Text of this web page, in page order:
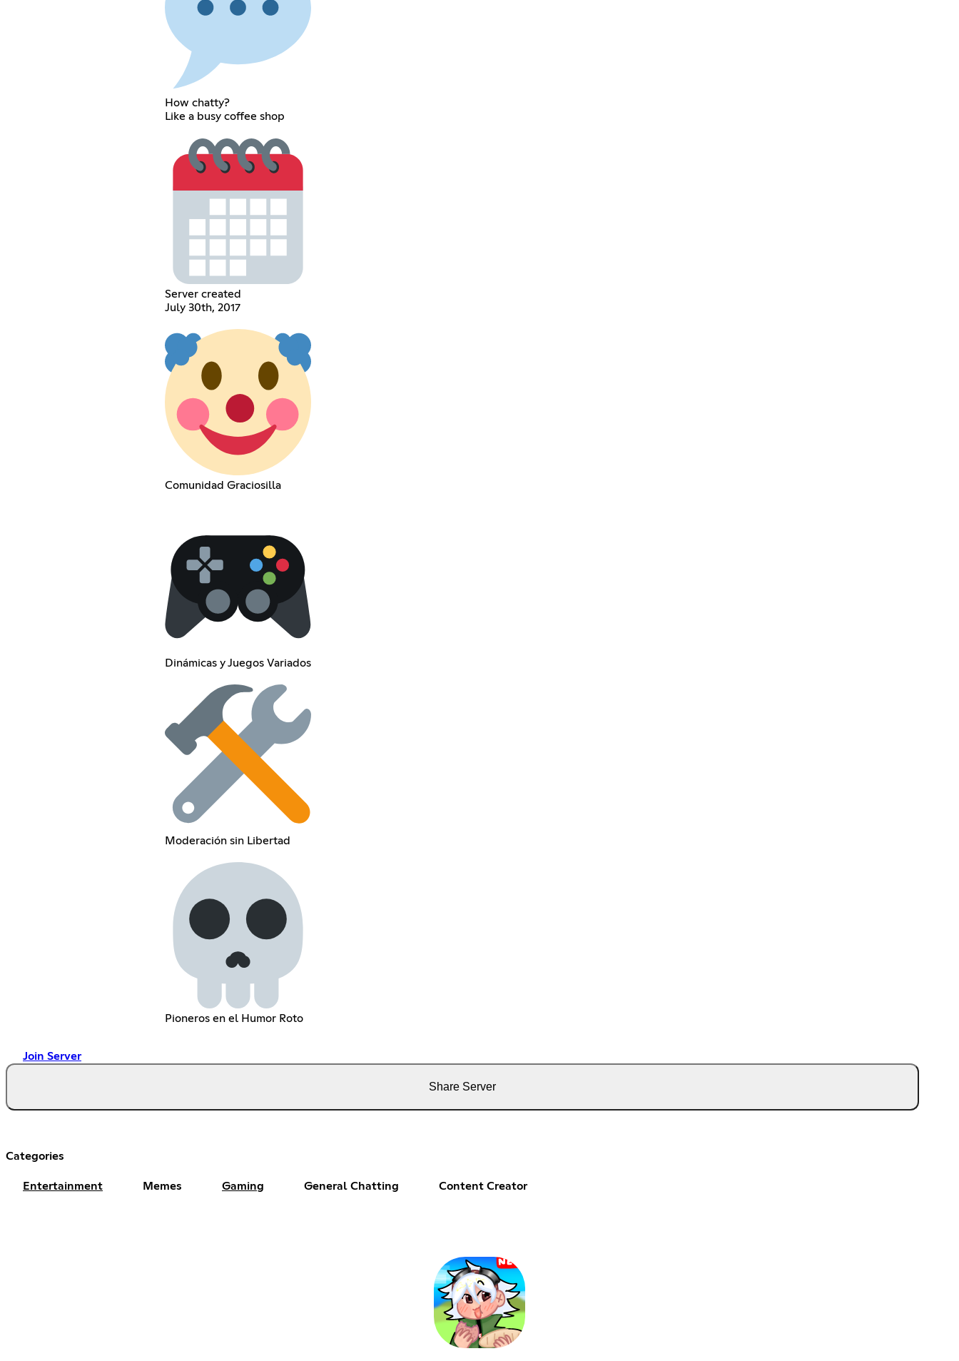
How chatty?
Like a busy coffee shop
Server created
July 30th, 2017
Comunidad Graciosilla
Dinámicas y Juegos Variados
Moderación sin Libertad
Pioneros en el Humor Roto
Join Server
Share Server
Categories
Entertainment Memes Gaming General Chatting Content Creator